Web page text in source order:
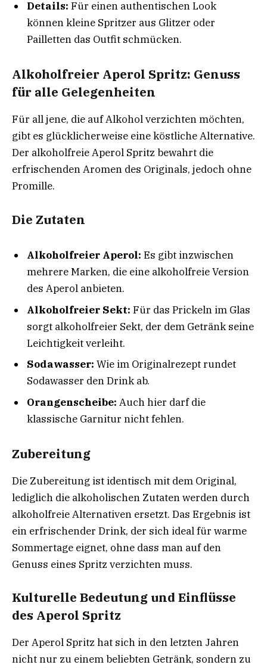
Details: Für einen authentischen Look
können kleine Spritzer aus Glitzer oder
Pailletten das Outfit schmücken.
Alkoholfreier Aperol Spritz: Genuss
für alle Gelegenheiten
Für all jene, die auf Alkohol verzichten möchten,
gibt es glücklicherweise eine köstliche Alternative.
Der alkoholfreie Aperol Spritz bewahrt die
erfrischenden Aromen des Originals, jedoch ohne
Promille.
Die Zutaten
Alkoholfreier Aperol: Es gibt inzwischen
mehrere Marken, die eine alkoholfreie Version
des Aperol anbieten.
Alkoholfreier Sekt: Für das Prickeln im Glas
sorgt alkoholfreier Sekt, der dem Getränk seine
Leichtigkeit verleiht.
Sodawasser: Wie im Originalrezept rundet
Sodawasser den Drink ab.
Orangenscheibe: Auch hier darf die
klassische Garnitur nicht fehlen.
Zubereitung
Die Zubereitung ist identisch mit dem Original,
lediglich die alkoholischen Zutaten werden durch
alkoholfreie Alternativen ersetzt. Das Ergebnis ist
ein erfrischender Drink, der sich ideal für warme
Sommertage eignet, ohne dass man auf den
Genuss eines Spritz verzichten muss.
Kulturelle Bedeutung und Einflüsse
des Aperol Spritz
Der Aperol Spritz hat sich in den letzten Jahren
nicht nur zu einem beliebten Getränk, sondern zu